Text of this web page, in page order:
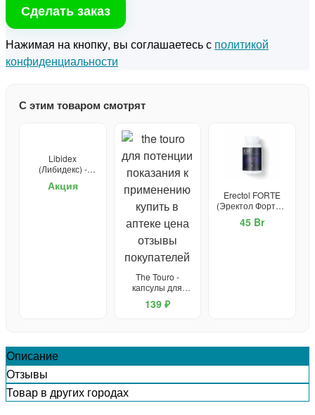
Сделать заказ
Нажимая на кнопку, вы соглашаетесь с политикой
конфиденциальности
С этим товаром смотрят
Libidex
(Либидекс) -
простатита и для
Акция
The Touro -
капсулы для
потенции
139 ₽
Erectol FORTE
(Эректол Форте) -
средство для
потенции
45 Br
Описание
Отзывы
Товар в других городах